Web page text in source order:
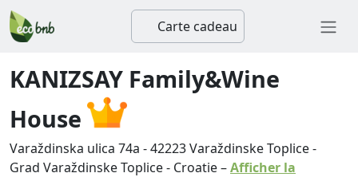
Carte cadeau
KANIZSAY Family&Wine
House
Varaždinska ulica 74a -42223Varaždinske Toplice-
Grad Varaždinske Toplice- Croatie–Afficher la